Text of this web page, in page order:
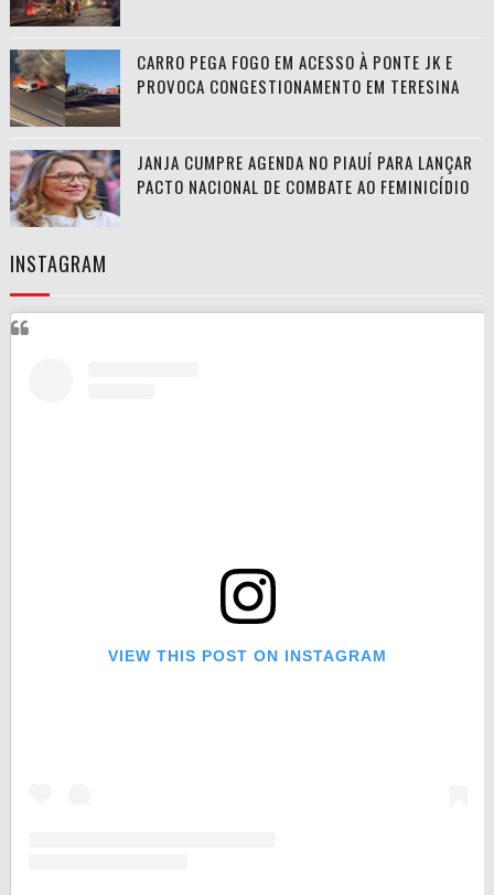
CARRO PEGA FOGO EM ACESSO À PONTE JK E
PROVOCA CONGESTIONAMENTO EM TERESINA
JANJA CUMPRE AGENDA NO PIAUÍ PARA LANÇAR
PACTO NACIONAL DE COMBATE AO FEMINICÍDIO
INSTAGRAM
VIEW THIS POST ON INSTAGRAM